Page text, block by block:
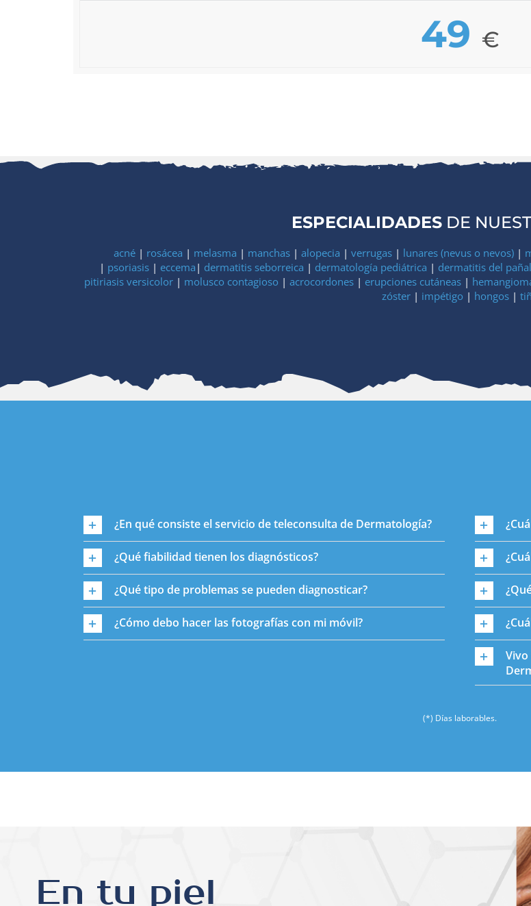
49 €
ESPECIALIDADESDE
acné | rosácea | melasma | manchas | alopecia | verrugas | lunares (nevus o nevos) |
| psoriasis| eccema | dermatitis seborreica | dermatología pediátrica | dermatitis del pañal
pitiriasis versicolor| molusco contagioso | acrocordones| erupciones cutáneas|
zóster | impétigo | hongos |
¿En qué consiste el servicio de teleconsulta de Dermatología?
¿Qué fiabilidad tienen los diagnósticos?
¿Qué tipo de problemas se pueden diagnosticar?
¿Cómo debo hacer las fotografías con mi móvil?
Vivo
(*) Días laborables.
En tu piel